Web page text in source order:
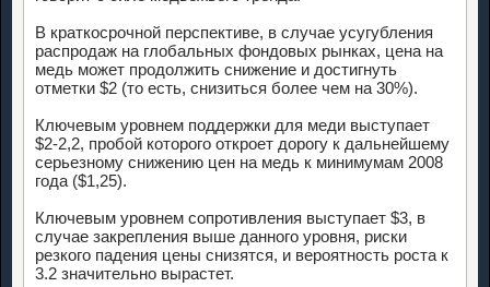
В краткосрочной перспективе, в случае усугубления
распродаж на глобальных фондовых рынках, цена на
медь может продолжить снижение и достигнуть
отметки $2 (то есть, снизиться более чем на 30%).
Ключевым уровнем поддержки для меди выступает
$2-2,2, пробой которого откроет дорогу к дальнейшему
серьезному снижению цен на медь к минимумам 2008
года ($1,25).
Ключевым уровнем сопротивления выступает $3, в
случае закрепления выше данного уровня, риски
резкого падения цены снизятся, и вероятность роста к
3.2 значительно вырастет.